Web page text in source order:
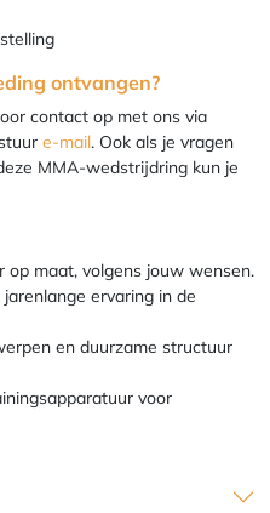
ontvangen?
contact op met ons via
e-mail. Ook als je vragen
MMA-wedstrijdring kun je
maat, volgens jouw wensen.
ervaring in de
en duurzame structuur
voor